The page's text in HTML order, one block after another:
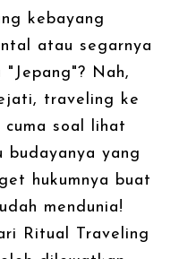
kebayang
atau segarnya
Nah,
traveling ke
soal lihat
budayanya yang
hukumnya buat
mendunia!
Ritual Traveling